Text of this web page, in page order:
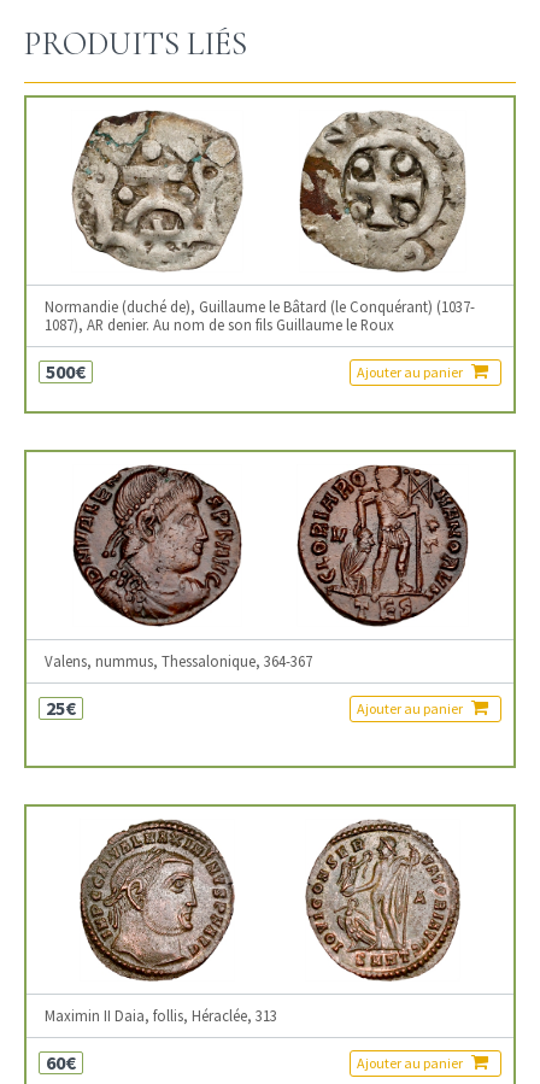
PRODUITS LIÉS
Normandie (duché de), Guillaume le Bâtard (le Conquérant) (1037-
1087), AR denier. Au nom de son fils Guillaume le Roux
500€ Ajouter au panier
Valens, nummus, Thessalonique, 364-367
25€ Ajouter au panier
Maximin II Daia, follis, Héraclée, 313
60€ Ajouter au panier